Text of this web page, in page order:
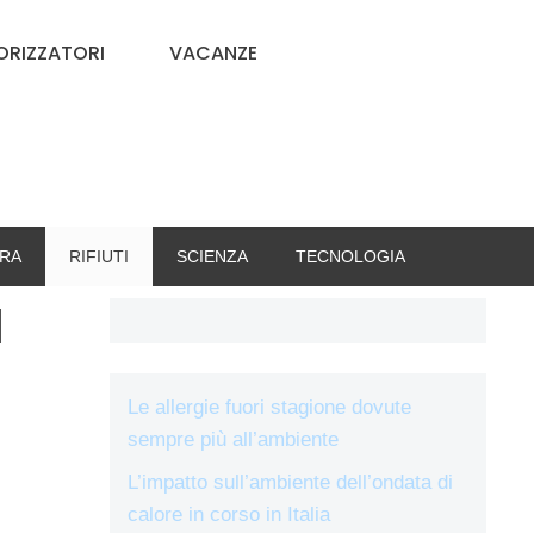
VACANZE
RIFIUTI SCIENZA TECNOLOGIA
Le allergie fuori stagione dovute
sempre più all’ambiente
L’impatto sull’ambiente dell’ondata di
calore in corso in Italia